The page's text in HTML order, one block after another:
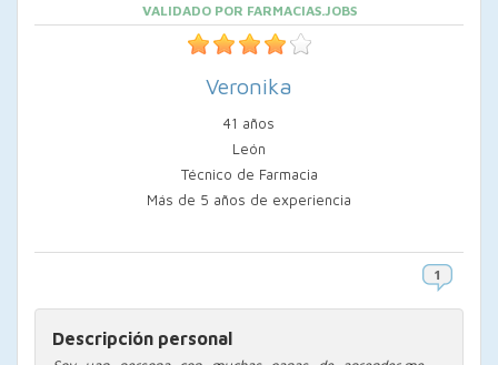
VALIDADO POR FARMACIAS.JOBS
Veronika
41 años
León
Técnico de Farmacia
Más de 5 años de experiencia
Descripción personal